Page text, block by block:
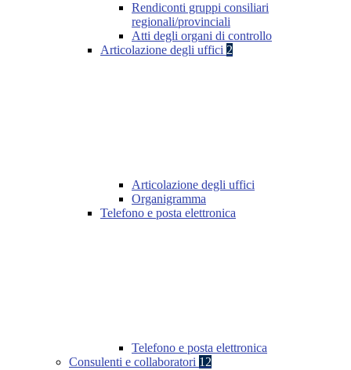
Rendiconti gruppi consiliari
regionali/provinciali
Atti degli organi di controllo
Articolazione degli uffici 2
Articolazione degli uffici
Organigramma
Telefono e posta elettronica
Telefono e posta elettronica
Consulenti e collaboratori 12